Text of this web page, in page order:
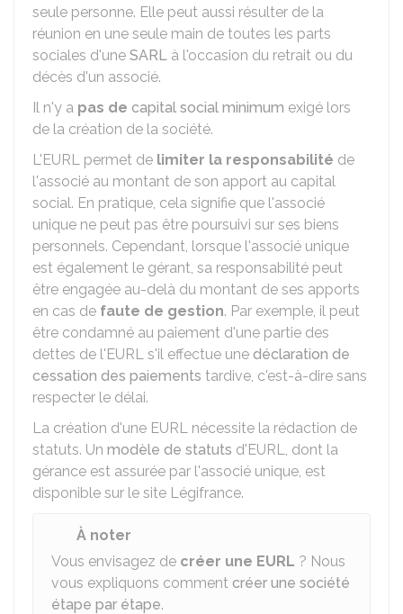
seule personne. Elle peut aussi résulter de la
réunion en une seule main de toutes les parts
sociales d'une SARL à l'occasion du retrait ou du
décès d'un associé.
Il n'y a pas de capital social minimum exigé lors
de la création de la société.
L'EURL permet de limiter la responsabilité de
l'associé au montant de son apport au capital
social. En pratique, cela signifie que l'associé
unique ne peut pas être poursuivi sur ses biens
personnels. Cependant, lorsque l'associé unique
est également le gérant, sa responsabilité peut
être engagée au-delà du montant de ses apports
en cas de faute de gestion. Par exemple, il peut
être condamné au paiement d'une partie des
dettes de l'EURL s'il effectue une déclaration de
cessation des paiements tardive, c'est-à-dire sans
respecter le délai.
La création d'une EURL nécessite la rédaction de
statuts. Un modèle de statuts d'EURL, dont la
gérance est assurée par l'associé unique, est
disponible sur le site Légifrance.
À noter
Vous envisagez de créer une EURL ? Nous
vous expliquons comment créer une société
étape par étape.